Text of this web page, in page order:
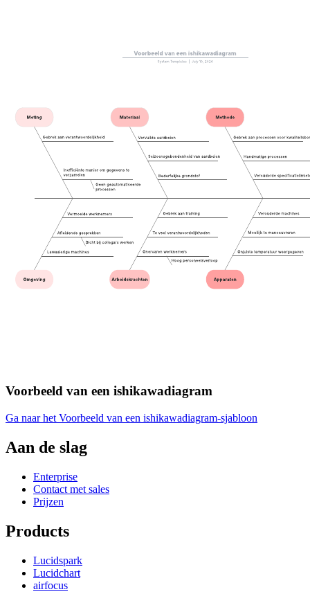
Voorbeeld van een ishikawadiagram
Ga naar het Voorbeeld van een ishikawadiagram-sjabloon
Aan de slag
Enterprise
Contact met sales
Prijzen
Products
Lucidspark
Lucidchart
airfocus